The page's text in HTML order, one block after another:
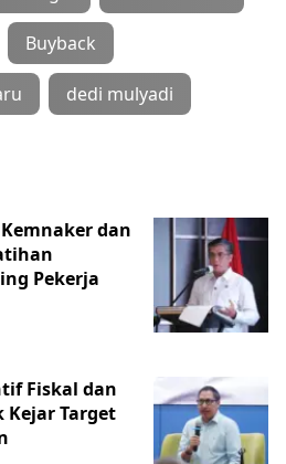
Buyback
dedi mulyadi
dan
Pekerja
Fiskal dan
Target